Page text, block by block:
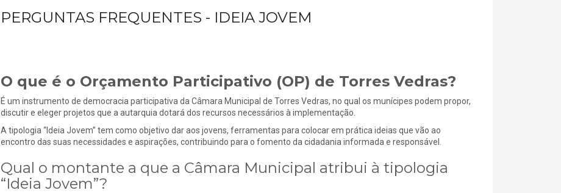
PERGUNTAS FREQUENTES - IDEIA JOVEM
O que é o Orçamento Participativo (OP) de Torres Vedras?
É um instrumento de democracia participativa da Câmara Municipal de Torres Vedras, no qual os munícipes podem propor,
discutir e eleger projetos que a autarquia dotará dos recursos necessários à implementação.
A tipologia “Ideia Jovem” tem como objetivo dar aos jovens, ferramentas para colocar em prática ideias que vão ao
encontro das suas necessidades e aspirações, contribuindo para o fomento da cidadania informada e responsável.
Qual o montante a que a Câmara Municipal atribui à tipologia
“Ideia Jovem”?